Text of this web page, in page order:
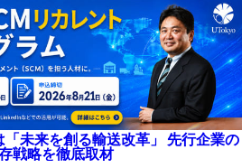
「未来を創る輸送改革」 先行企業の
戦略を徹底取材